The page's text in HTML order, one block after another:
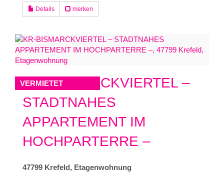
Details merken
VERMIETET
KR-BISMARCKVIERTEL –
STADTNAHES
APPARTEMENT IM
HOCHPARTERRE –
47799 Krefeld, Etagenwohnung